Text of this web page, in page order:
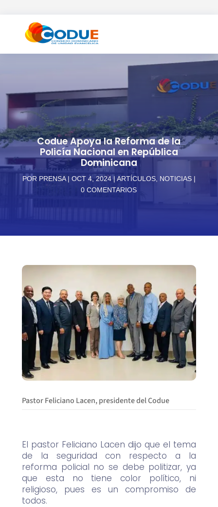
Codue Apoya la Reforma de la
Policía Nacional en República
Dominicana
POR PRENSA OCT 4, 2024 ARTÍCULOS, NOTICIAS
0 COMENTARIOS
Pastor Feliciano Lacen, presidente del Codue
El pastor Feliciano Lacen dijo que el tema
de la seguridad con respecto a la
reforma policial no se debe politizar, ya
que esta no tiene color político, ni
religioso, pues es un compromiso de
todos.